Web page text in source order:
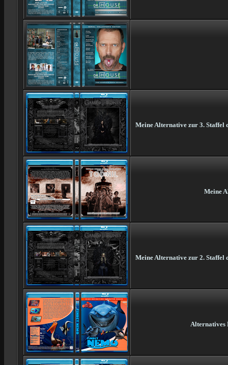
Meine Alternative zur 3. Staffel
Meine
Meine Alternative zur 2. Staffel
Alternatives